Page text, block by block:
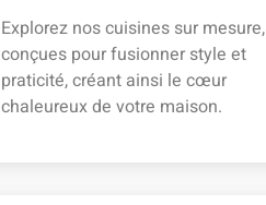
Explorez nos cuisines sur mesure,
conçues pour fusionner style et
praticité, créant ainsi le cœur
chaleureux de votre maison.